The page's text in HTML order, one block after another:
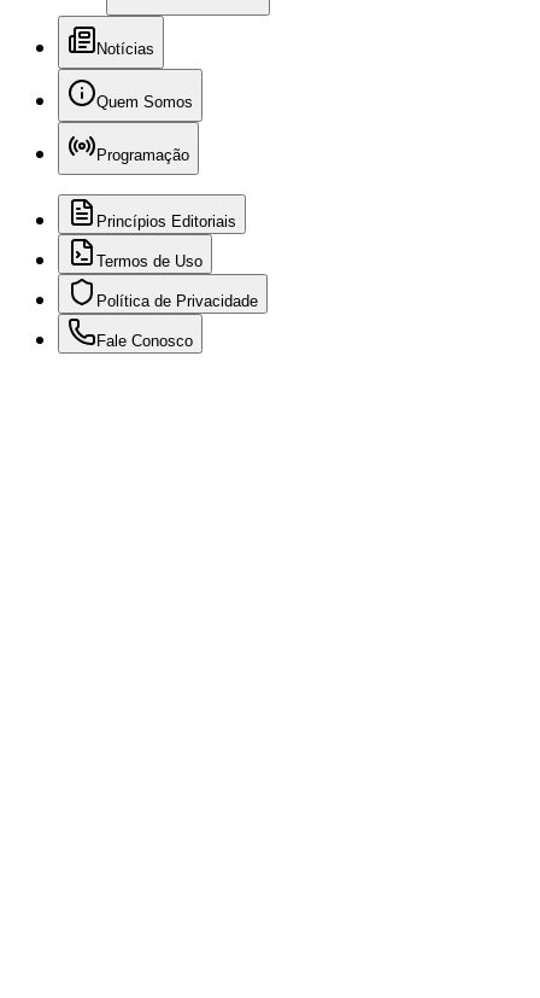
Notícias
Quem Somos
Programação
Princípios Editoriais
Termos de Uso
Política de Privacidade
Fale Conosco